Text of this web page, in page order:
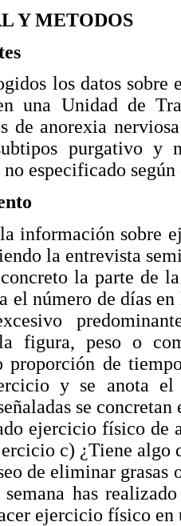
Y METODOS
los datos
una Unidad de
de anorexia
purgativo y
especificado
información sobre
la entrevista
la parte de
el número de días en
figura, peso o
proporción de
y se anota
se
ejercicio físico de
c) ¿Tiene algo
de eliminar grasas
has
ejercicio físico en